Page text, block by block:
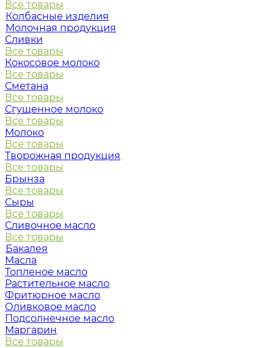
Все товары
Колбасные изделия
Молочная продукция
Сливки
Все товары
Кокосовое молоко
Все товары
Сметана
Все товары
Сгущенное молоко
Все товары
Молоко
Все товары
Творожная продукция
Все товары
Брынза
Все товары
Сыры
Все товары
Сливочное масло
Все товары
Бакалея
Масла
Топленое масло
Растительное масло
Фритюрное масло
Оливковое масло
Подсолнечное масло
Маргарин
Все товары